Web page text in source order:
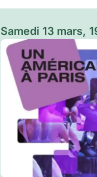
Samedi 13 mars,